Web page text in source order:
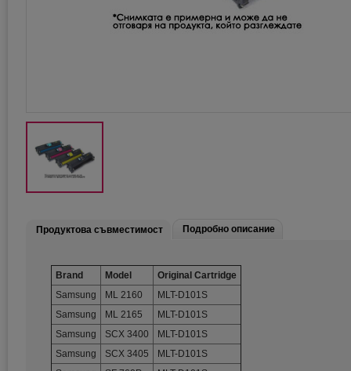
Продуктова съвместимост Подробно описание
Brand Model
Original Cartridge
Samsung
ML 2160
MLT-D101S
Samsung
ML 2165
MLT-D101S
Samsung
SCX 3400
MLT-D101S
Samsung
SCX 3405
MLT-D101S